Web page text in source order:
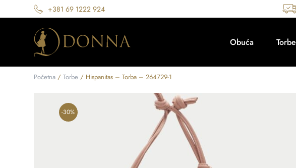
+381 69 1222 924
Obuća Torbe
Početna /Torbe / Hispanitas – Torba – 264729-1
-30%